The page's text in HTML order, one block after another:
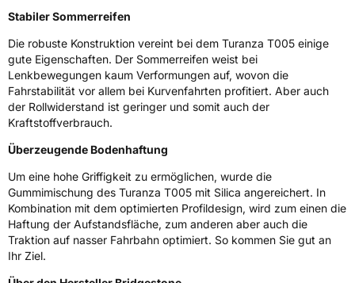
EPREL ID382330
Allgemeine Produktsicherheit (GPSR)
Herstellerkontakt BRIDGESTONE EU NV/SA, Via del Fosso del
Salceto 13/15 00128 Rome Italien,
market.surveillance@bridgestone.eu
Stabiler Sommerreifen
Die robuste Konstruktion vereint bei dem Turanza T005 einige
gute Eigenschaften. Der Sommerreifen weist bei
Lenkbewegungen kaum Verformungen auf, wovon die
Fahrstabilität vor allem bei Kurvenfahrten profitiert. Aber auch
der Rollwiderstand ist geringer und somit auch der
Kraftstoffverbrauch.
Überzeugende Bodenhaftung
Um eine hohe Griffigkeit zu ermöglichen, wurde die
Gummimischung des Turanza T005 mit Silica angereichert. In
Kombination mit dem optimierten Profildesign, wird zum einen die
Haftung der Aufstandsfläche, zum anderen aber auch die
Traktion auf nasser Fahrbahn optimiert. So kommen Sie gut an
Ihr Ziel.